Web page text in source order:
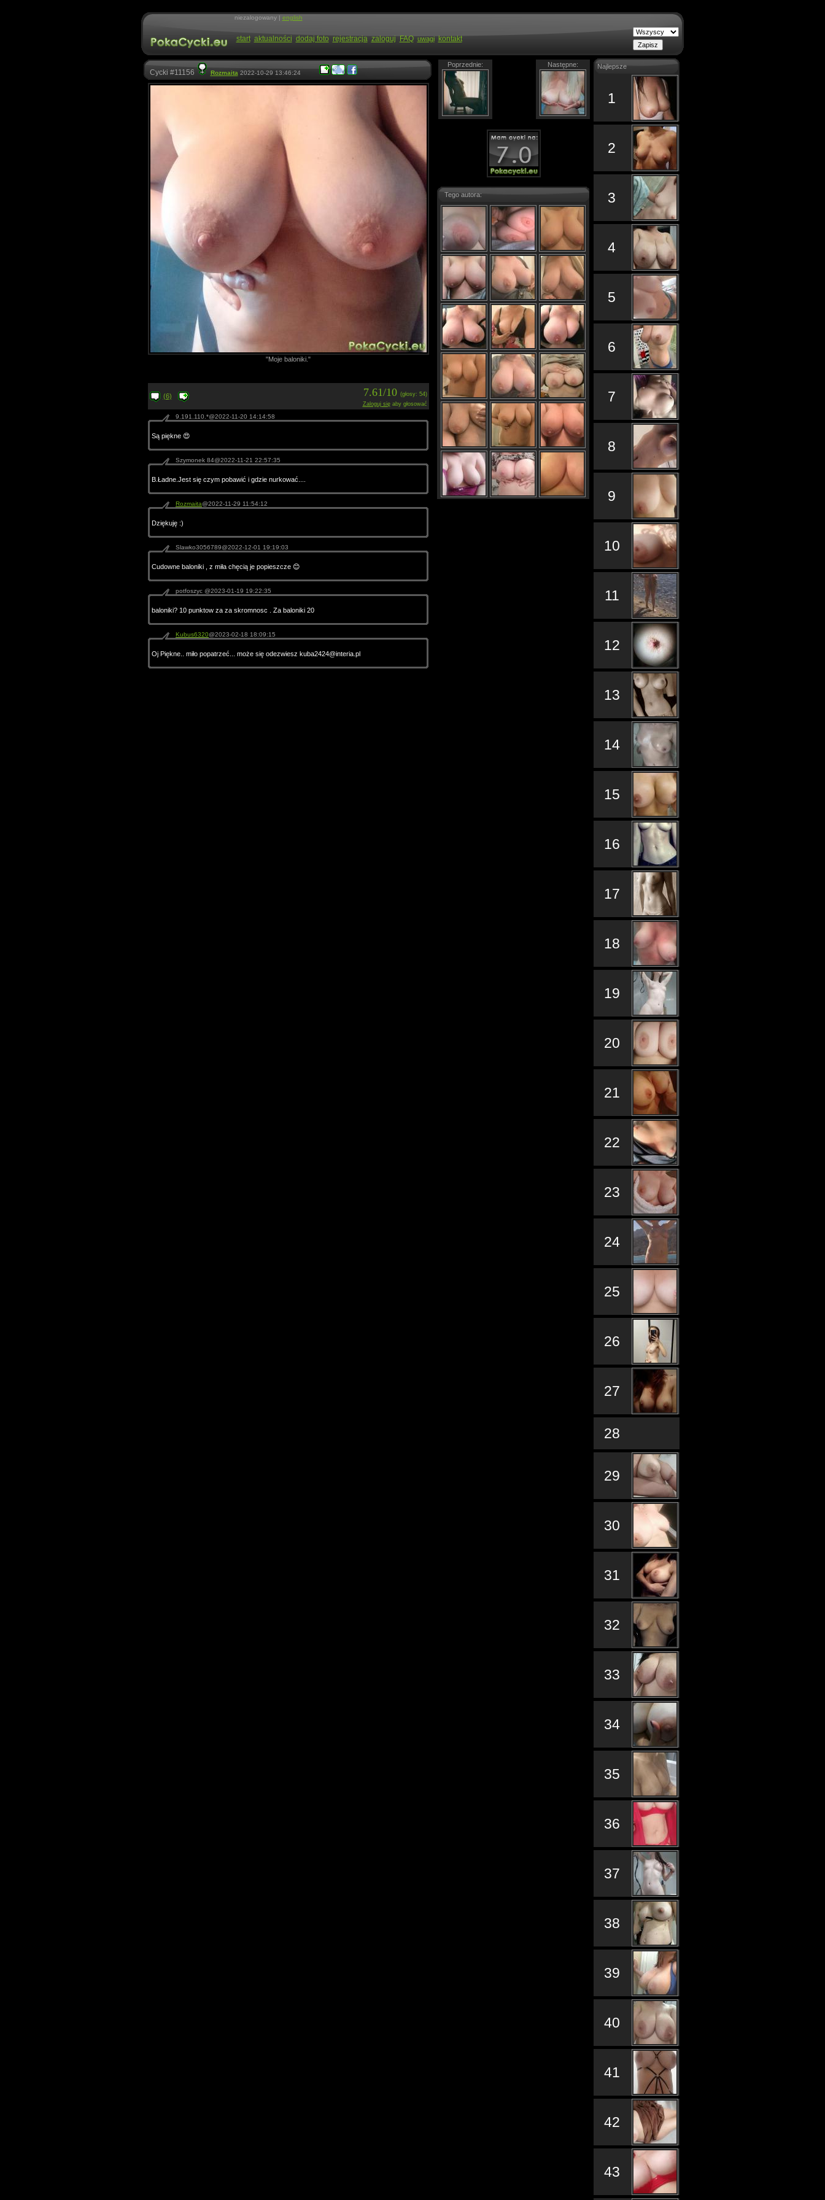
niezalogowany | english
start aktualności dodaj foto rejestracja zaloguj FAQ uwagi kontakt
Cycki #11156 Rozmaita 2022-10-29 13:46:24
"Moje baloniki."
(6) 7.61/10 (głosy: 54)
Zaloguj sięaby głosować
9.191.110.*@2022-11-20 14:14:58
Są piękne 😍
Szymonek 84@2022-11-21 22:57:35
B.Ładne.Jest się czym pobawić i gdzie nurkować....
Rozmaita@2022-11-29 11:54:12
Dziękuję :)
Slawko3056789@2022-12-01 19:19:03
Cudowne baloniki , z miła chęcią je popieszcze 😊
potfoszyc @2023-01-19 19:22:35
baloniki? 10 punktow za za skromnosc . Za baloniki 20
Kubus6320@2023-02-18 18:09:15
Oj Piękne.. miło popatrzeć... może się odezwiesz kuba2424@interia.pl
Poprzednie: Następne:
Tego autora:
Najlepsze
1
2
3
4
5
6
7
8
9
10
11
12
13
14
15
16
17
18
19
20
21
22
23
24
25
26
27
28
29
30
31
32
33
34
35
36
37
38
39
40
41
42
43